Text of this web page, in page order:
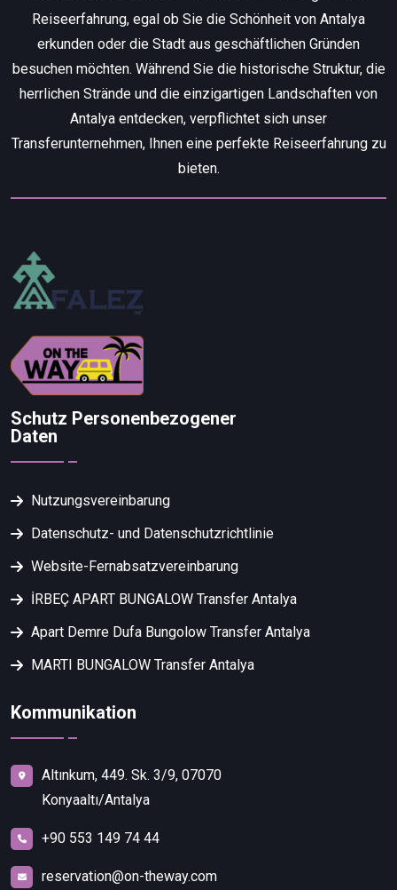
Reiseerfahrung, egal ob Sie die Schönheit von Antalya
erkunden oder die Stadt aus geschäftlichen Gründen
besuchen möchten. Während Sie die historische Struktur, die
herrlichen Strände und die einzigartigen Landschaften von
Antalya entdecken, verpflichtet sich unser
Transferunternehmen, Ihnen eine perfekte Reiseerfahrung zu
bieten.
Schutz Personenbezogener
Daten
Nutzungsvereinbarung
Datenschutz- und Datenschutzrichtlinie
Website-Fernabsatzvereinbarung
İRBEÇ APART BUNGALOW Transfer Antalya
Apart Demre Dufa Bungolow Transfer Antalya
MARTI BUNGALOW Transfer Antalya
Kommunikation
Altınkum, 449. Sk. 3/9, 07070
Konyaaltı/Antalya
+90 553 149 74 44
reservation@on-theway.com